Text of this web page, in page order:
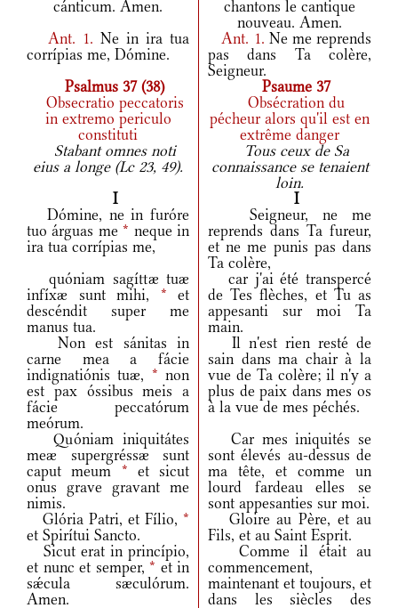
cánticum. Amen.
chantons le cantique
nouveau. Amen.
Ant. 1. Ne in ira tua
corrípias me, Dómine.
Ant. 1. Ne me reprends
pas dans Ta colère,
Seigneur.
Psalmus 37 (38)
Psaume 37
Obsecratio peccatoris
in extremo periculo
constituti
Obsécration du
pécheur alors qu'il est en
extrême danger
Stabant omnes noti
eius a longe (Lc 23, 49).
Tous ceux de Sa
connaissance se tenaient
loin.
I
I
Dómine, ne in furóre
tuo árguas me* neque in
ira tua corrípias me,
Seigneur, ne me
reprends dans Ta fureur,
et ne me punis pas dans
Ta colère,
quóniam sagíttæ tuæ
infíxæ sunt mihi, * et
descéndit super me
manus tua.
car j'ai été transpercé
de Tes flèches, et Tu as
appesanti sur moi Ta
main.
Non est sánitas in
carne mea a fácie
indignatiónis tuæ, * non
est pax óssibus meis a
fácie peccatórum
meórum.
Il n'est rien resté de
sain dans ma chair à la
vue de Ta colère; il n'y a
plus de paix dans mes os
à la vue de mes péchés.
Quóniam iniquitátes
meæ supergréssæ sunt
caput meum * et sicut
onus grave gravant me
nimis.
Car mes iniquités se
sont élevés au-dessus de
ma tête, et comme un
lourd fardeau elles se
sont appesanties sur moi.
Glória Patri, et Fílio, *
et Spirítui Sancto.
Gloire au Père, et au
Fils, et au Saint Esprit.
Sicut erat in princípio,
et nunc et semper, * et in
sǽcula sæculórum.
Amen.
Comme il était au
commencement,
maintenant et toujours, et
dans les siècles des